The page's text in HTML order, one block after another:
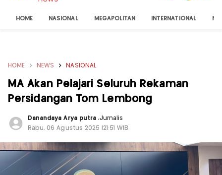
HOME NASIONAL MEGAPOLITAN INTERNATIONAL
HOME NEWS NASIONAL
MA Akan Pelajari Seluruh Rekaman
Persidangan Tom Lembong
Danandaya Arya putra,Jurnalis
Rabu, 06 Agustus 2025 |21:51 WIB